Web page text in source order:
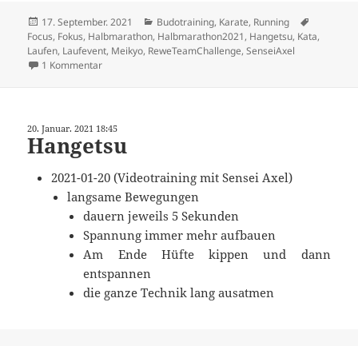
Veröffentlicht
am
17. September. 2021 Kategorien
Budotraining, Karate, Running
Focus, Fokus, Halbmarathon, Halbmarathon2021, Hangetsu, Kata,
Laufen, Laufevent, Meikyo, ReweTeamChallenge,SenseiAxel
1 Kommentarzu Was war? Was wird?
20. Januar. 2021 18:45
Hangetsu
2021-01-20 (Videotraining mit Sensei Axel)
langsame Bewegungen
dauern jeweils 5 Sekunden
Spannung immer mehr aufbauen
Am Ende Hüfte kippen und dann
entspannen
die ganze Technik lang ausatmen